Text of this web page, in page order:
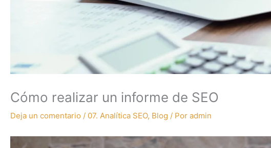
Cómo realizar un informe de SEO
Deja un comentario / 07. Analítica SEO, Blog / Por admin